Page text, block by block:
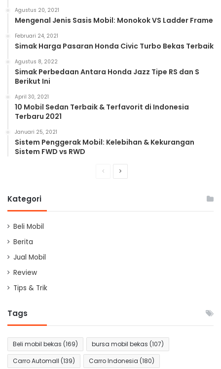
Agustus 20, 2021
Mengenal Jenis Sasis Mobil: Monokok VS Ladder Frame
Februari 24, 2021
Simak Harga Pasaran Honda Civic Turbo Bekas Terbaik
Agustus 8, 2022
Simak Perbedaan Antara Honda Jazz Tipe RS dan S
Berikut Ini
April 30, 2021
10 Mobil Sedan Terbaik & Terfavorit di Indonesia
Terbaru 2021
Januari 25, 2021
Sistem Penggerak Mobil: Kelebihan & Kekurangan
Sistem FWD vs RWD
PreviousNext
Kategori
Beli Mobil
Berita
Jual Mobil
Review
Tips & Trik
Tags
Beli mobil bekas (169) bursa mobil bekas (107)
Carro Automall (139) Carro Indonesia (180)